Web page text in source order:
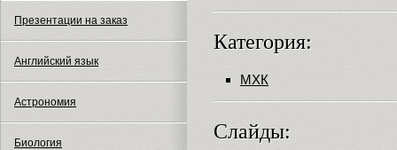
Презентации на заказ
Английский язык
Астрономия
Биология
Категория:
МХК
Слайды: